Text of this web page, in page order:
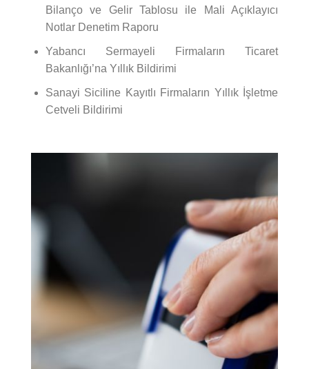
Bilanço ve Gelir Tablosu ile Mali Açıklayıcı
Notlar Denetim Raporu
Yabancı Sermayeli Firmaların Ticaret
Bakanlığı’na Yıllık Bildirimi
Sanayi Siciline Kayıtlı Firmaların Yıllık İşletme
Cetveli Bildirimi